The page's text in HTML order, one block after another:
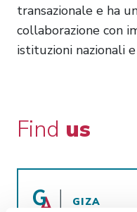
transazionale e ha
collaborazione con
istituzioni nazionali
Find us
GIZA